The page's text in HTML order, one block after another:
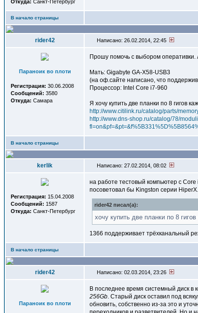
Откуда: Санкт-Петербург
В начало страницы
rider42 Написано: 26.02.2014, 22:45
Параноик во плоти
Регистрация: 30.06.2008
Сообщений: 3580
Откуда: Самара
Прошу помочь с выбором оперативки.
Мать: Gigabyte GA-X58-USB3
(на оф.сайте написано, что
Процессор: Intel Core i7-960
Я хочу купить две планки по 8 гигов
http://www.citilink.ru/catalog/parts/
http://www.dns-shop.ru/catalog/78/
В начало страницы
kerlik Написано: 27.02.2014, 08:02
Регистрация: 15.04.2008
Сообщений: 1587
Откуда: Санкт-Петербург
на работе тестовый компьютер с
посоветовал бы Kingston серии HiperX.
rider42 писал(a):
хочу купить две планки по 8
1366 поддерживает трёхканальный
В начало страницы
rider42 Написано: 02.03.2014, 23:26
Параноик во плоти
В последнее время системный диск в
256Gb. Старый диск оставил под
обновить, собственно из-за это и